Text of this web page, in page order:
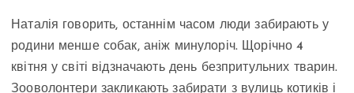
Наталія говорить, останнім часом люди забирають у
родини менше собак, аніж минулоріч. Щорічно 4
квітня у світі відзначають день безпритульних тварин.
Зооволонтери закликають забирати з вулиць котиків і